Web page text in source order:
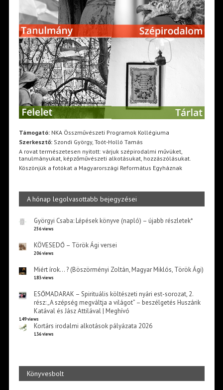
Támogató:NKA Összművészeti Programok Kollégiuma
Szerkesztő:Szondi György, Toót-Holló Tamás
A rovat természetesen nyitott: várjuk szépirodalmi művüket,
tanulmányukat, képzőművészeti alkotásukat, hozzászólásukat.
Köszönjük a fotókat a Magyarországi Református Egyháznak
A hónap legolvasottabb bejegyzései
Györgyi Csaba: Lépések könyve (napló) – újabb részletek*
256 views
KÖVESEDŐ – Török Ági versei
206 views
Miért írok… ? (Böszörményi Zoltán, Magyar Miklós, Török Ági)
183 views
ESŐMADARAK – Spirituális költészeti nyári est-sorozat, 2.
rész: „A szépség megváltja a világot” – beszélgetés Huszárik
Katával és Jász Attilával | Meghívó
149 views
Kortárs irodalmi alkotások pályázata 2026
136 views
Könyvesbolt